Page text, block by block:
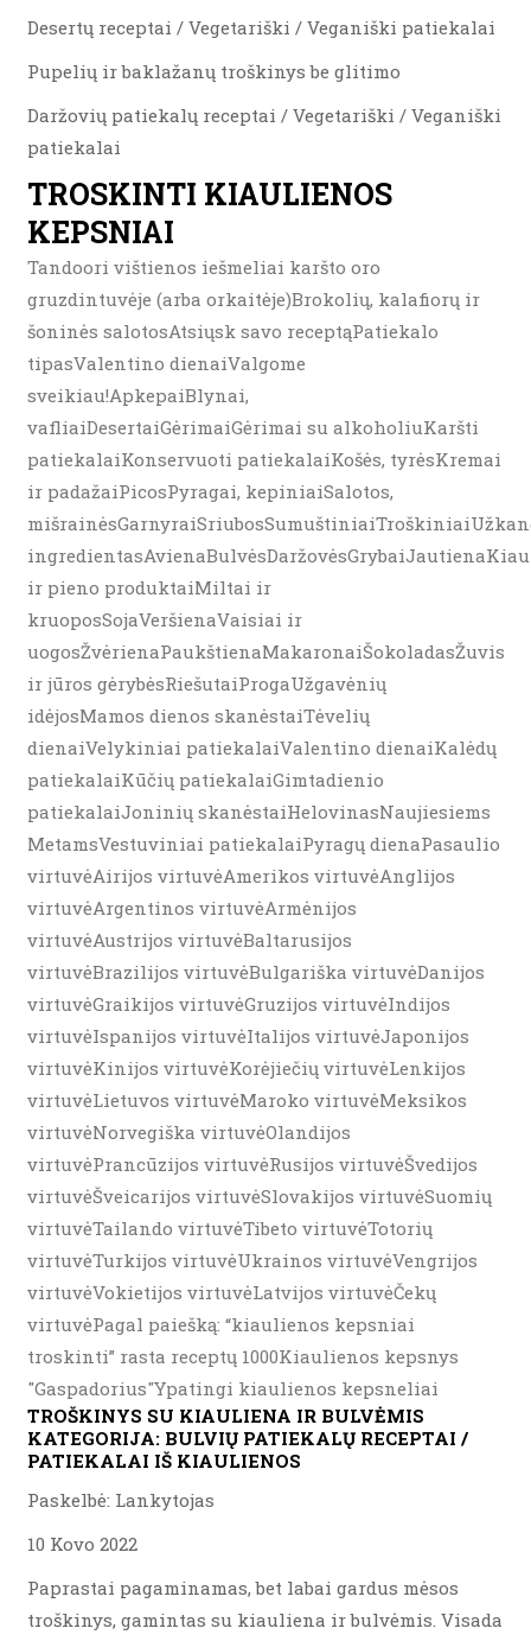
Desertų receptai / Vegetariški / Veganiški patiekalai
Pupelių ir baklažanų troškinys be glitimo
Daržovių patiekalų receptai / Vegetariški / Veganiški
patiekalai
TROSKINTI KIAULIENOS
KEPSNIAI
Tandoori vištienos iešmeliai karšto oro
gruzdintuvėje (arba orkaitėje)Brokolių, kalafiorų ir
šoninės salotosAtsiųsk savo receptąPatiekalo
tipasValentino dienaiValgome
sveikiau!ApkepaiBlynai,
vafliaiDesertaiGėrimaiGėrimai su alkoholiuKaršti
patiekalaiKonservuoti patiekalaiKošės, tyrėsKremai
ir padažaiPicosPyragai, kepiniaiSalotos,
ir pieno produktaiMiltai ir
kruoposSojaVeršienaVaisiai ir
uogosŽvėrienaPaukštienaMakaronaiŠokoladasŽuvis
ir jūros gėrybėsRiešutaiProgaUžgavėnių
idėjosMamos dienos skanėstaiTėvelių
dienaiVelykiniai patiekalaiValentino dienaiKalėdų
patiekalaiKūčių patiekalaiGimtadienio
patiekalaiJoninių skanėstaiHelovinasNaujiesiems
MetamsVestuviniai patiekalaiPyragų dienaPasaulio
virtuvėAirijos virtuvėAmerikos virtuvėAnglijos
virtuvėArgentinos virtuvėArmėnijos
virtuvėAustrijos virtuvėBaltarusijos
virtuvėBrazilijos virtuvėBulgariška virtuvėDanijos
virtuvėGraikijos virtuvėGruzijos virtuvėIndijos
virtuvėIspanijos virtuvėItalijos virtuvėJaponijos
virtuvėKinijos virtuvėKorėjiečių virtuvėLenkijos
virtuvėLietuvos virtuvėMaroko virtuvėMeksikos
virtuvėNorvegiška virtuvėOlandijos
virtuvėPrancūzijos virtuvėRusijos virtuvėŠvedijos
virtuvėŠveicarijos virtuvėSlovakijos virtuvėSuomių
virtuvėTailando virtuvėTibeto virtuvėTotorių
virtuvėTurkijos virtuvėUkrainos virtuvėVengrijos
virtuvėVokietijos virtuvėLatvijos virtuvėČekų
virtuvėPagal paiešką: “kiaulienos kepsniai
troskinti” rasta receptų 1000Kiaulienos kepsnys
"Gaspadorius"Ypatingi kiaulienos kepsneliai
TROŠKINYS SU KIAULIENA IR BULVĖMIS
KATEGORIJA: BULVIŲ PATIEKALŲ RECEPTAI /
PATIEKALAI IŠ KIAULIENOS
Paskelbė: Lankytojas
10 Kovo 2022
Paprastai pagaminamas, bet labai gardus mėsos
troškinys, gamintas su kiauliena ir bulvėmis. Visada